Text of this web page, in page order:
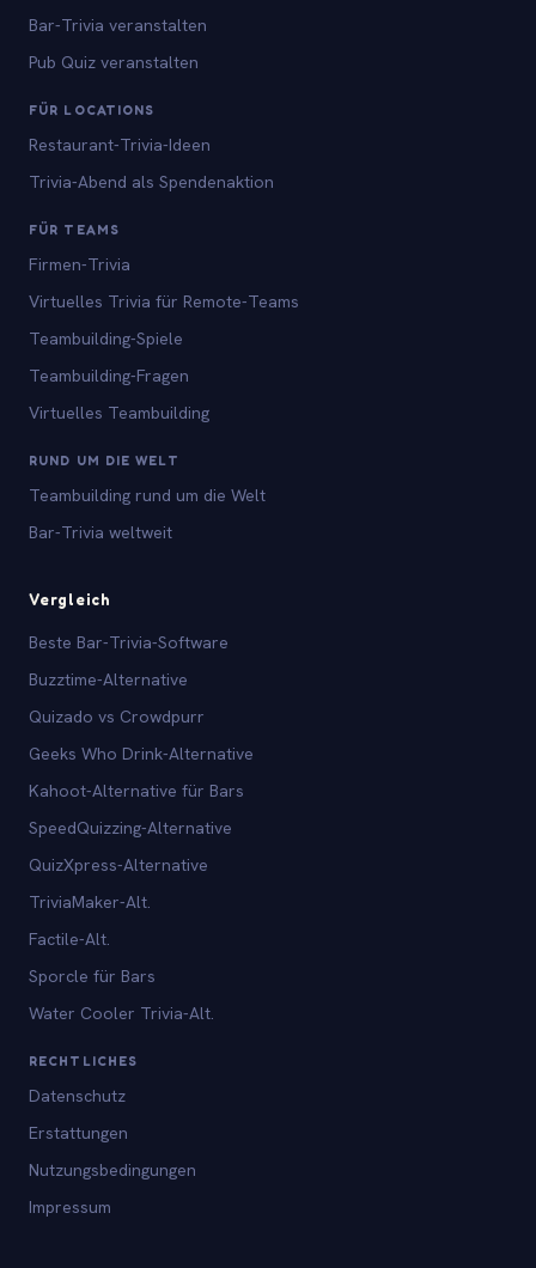
Bar-Trivia veranstalten
Pub Quiz veranstalten
FÜR LOCATIONS
Restaurant-Trivia-Ideen
Trivia-Abend als Spendenaktion
FÜR TEAMS
Firmen-Trivia
Virtuelles Trivia für Remote-Teams
Teambuilding-Spiele
Teambuilding-Fragen
Virtuelles Teambuilding
RUND UM DIE WELT
Teambuilding rund um die Welt
Bar-Trivia weltweit
Vergleich
Beste Bar-Trivia-Software
Buzztime-Alternative
Quizado vs Crowdpurr
Geeks Who Drink-Alternative
Kahoot-Alternative für Bars
SpeedQuizzing-Alternative
QuizXpress-Alternative
TriviaMaker-Alt.
Factile-Alt.
Sporcle für Bars
Water Cooler Trivia-Alt.
RECHTLICHES
Datenschutz
Erstattungen
Nutzungsbedingungen
Impressum